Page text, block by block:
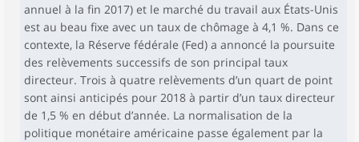
annuel à la fin 2017) et le marché du travail aux États-Unis
est au beau fixe avec un taux de chômage à 4,1 %. Dans ce
contexte, la Réserve fédérale (Fed) a annoncé la poursuite
des relèvements successifs de son principal taux
directeur. Trois à quatre relèvements d’un quart de point
sont ainsi anticipés pour 2018 à partir d’un taux directeur
de 1,5 % en début d’année. La normalisation de la
politique monétaire américaine passe également par la